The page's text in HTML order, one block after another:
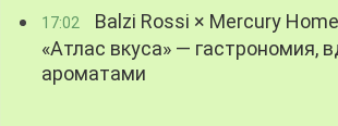
17:02
Balzi Rossi × Mercury
«Атлас вкуса» — гастрономия,
ароматами